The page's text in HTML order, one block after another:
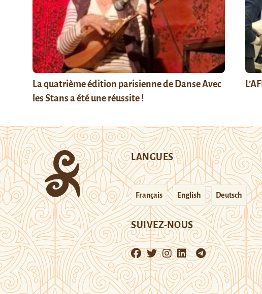
La quatrième édition parisienne de Danse Avec
les Stans a été une réussite !
LANGUES
Français English Deutsch
SUIVEZ-NOUS